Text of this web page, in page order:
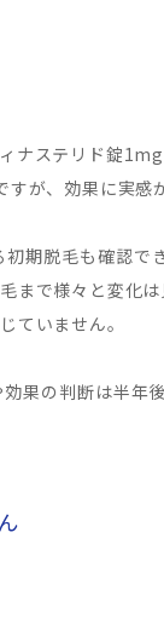
ナステリド錠
が、効果に実感
期脱毛も確認
まで様々と変化は
ていません。
果の判断は半年